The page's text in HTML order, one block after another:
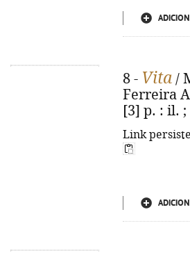
8 - Vita /
Ferreira
[3] p. : il. ;
Link